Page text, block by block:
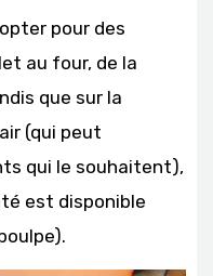
pour des
au four, de la
que sur la
(qui peut
qui le souhaitent),
est disponible